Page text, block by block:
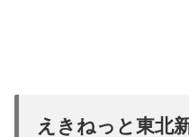
えきねっと東北